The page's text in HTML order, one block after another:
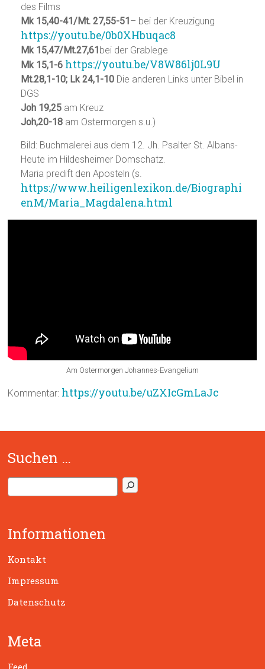
des Films
Mk 15,40-41/Mt. 27,55-51 – bei der Kreuzigung
https://youtu.be/0b0XHbuqac8
Mk 15,47/Mt.27,61 bei der Grablege
Mk 15,1-6 https://youtu.be/V8W86lj0L9U
Mt.28,1-10; Lk 24,1-10 Die anderen Links unter Bibel in
DGS
Joh 19,25am Kreuz
Joh,20-18am Ostermorgen s.u.)
Bild: Buchmalerei aus dem 12. Jh. Psalter St. Albans-
Heute im Hildesheimer Domschatz.
Maria predift den Aposteln (s.
https://www.heiligenlexikon.de/Biographi
enM/Maria_Magdalena.html
Am Ostermorgen Johannes-Evangelium
Kommentar: https://youtu.be/uZXIcGmLaJc
Suchen …
u
e
n
Informationen
Kontakt
Impressum
Datenschutz
Meta
Feed